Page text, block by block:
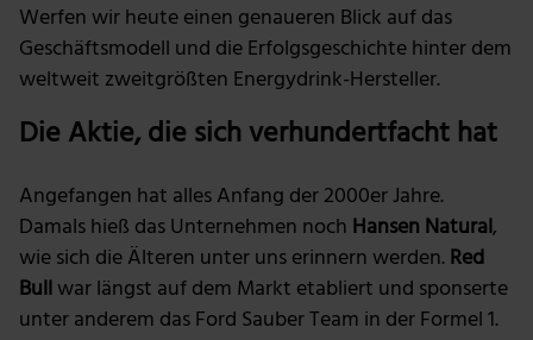
Werfen wir heute einen genaueren Blick auf das
Geschäftsmodell und die Erfolgsgeschichte hinter dem
weltweit zweitgrößten Energydrink-Hersteller.
Die Aktie, die sich verhundertfacht hat
Angefangen hat alles Anfang der 2000er Jahre.
Damals hieß das Unternehmen noch Hansen Natural,
wie sich die Älteren unter uns erinnern werden.Red
Bullwar längst auf dem Markt etabliert und sponserte
unter anderem das Ford Sauber Team in der Formel 1.